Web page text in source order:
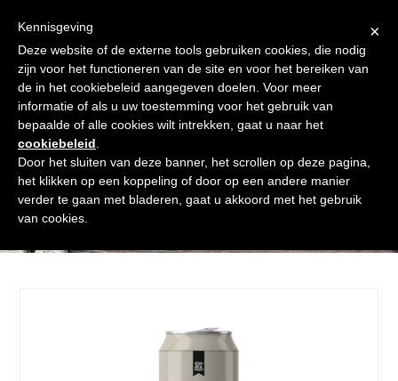
content
Afrekenen
Winkelmand Shop
Open
mobile
menu
Close
mobile
menu
Shop
×
Kennisgeving
Deze website of de externe tools gebruiken cookies, die nodig
zijn voor het functioneren van de site en voor het bereiken van
de in het cookiebeleid aangegeven doelen. Voor meer
informatie of als u uw toestemming voor het gebruik van
bepaalde of alle cookies wilt intrekken, gaat u naar het
cookiebeleid
Door het sluiten van deze banner, het scrollen op deze pagina,
het klikken op een koppeling of door op een andere manier
verder te gaan met bladeren, gaat u akkoord met het gebruik
van cookies.